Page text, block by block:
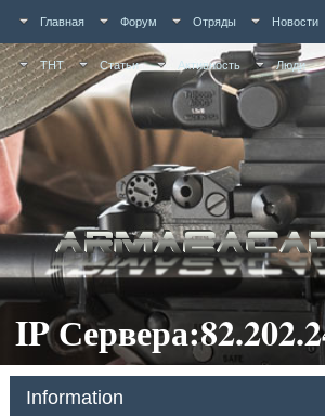
Главная Форум Отряды Новости
ТНТ Статьи Активность Люди
IP
Information